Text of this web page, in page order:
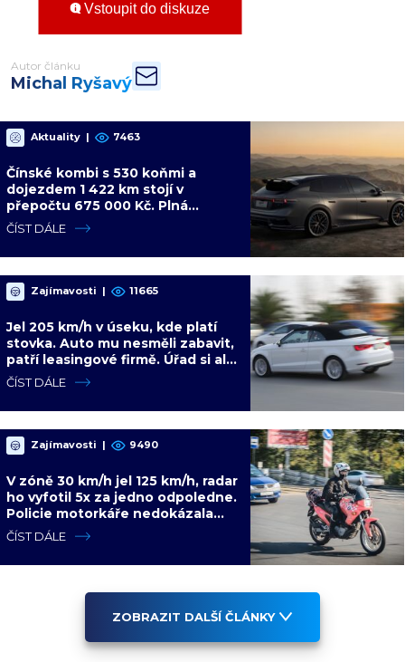
Vstoupit do diskuze
Autor článku
Michal Ryšavý
Aktuality | 7463
Čínské kombi s 530 koňmi a
dojezdem 1 422 km stojí v
přepočtu 675 000 Kč. Plná
výbava je v ceně, VW a BMW mají
problém
ČÍST DÁLE
Zajímavosti | 11665
Jel 205 km/h v úseku, kde platí
stovka. Auto mu nesměli zabavit,
patří leasingové firmě. Úřad si ale
poradil jinak
ČÍST DÁLE
Zajímavosti | 9490
V zóně 30 km/h jel 125 km/h, radar
ho vyfotil 5x za jedno odpoledne.
Policie motorkáře nedokázala
zastavit
ČÍST DÁLE
ZOBRAZIT DALŠÍ ČLÁNKY